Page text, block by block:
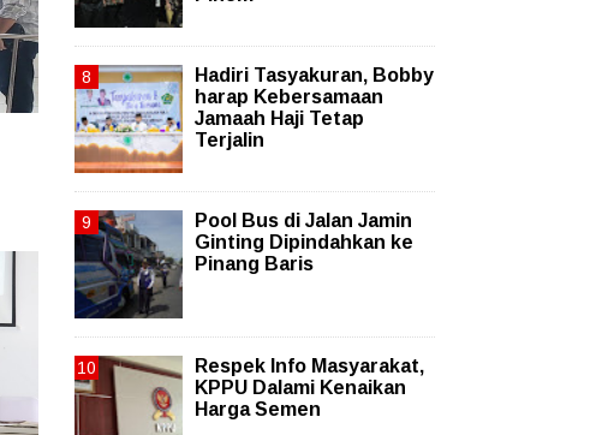
Hadiri Tasyakuran, Bobby
harap Kebersamaan
Jamaah Haji Tetap
Terjalin
Pool Bus di Jalan Jamin
Ginting Dipindahkan ke
Pinang Baris
Respek Info Masyarakat,
KPPU Dalami Kenaikan
Harga Semen